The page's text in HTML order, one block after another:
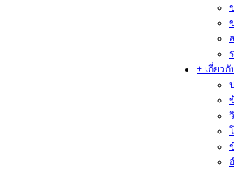
+ เกี่ยว